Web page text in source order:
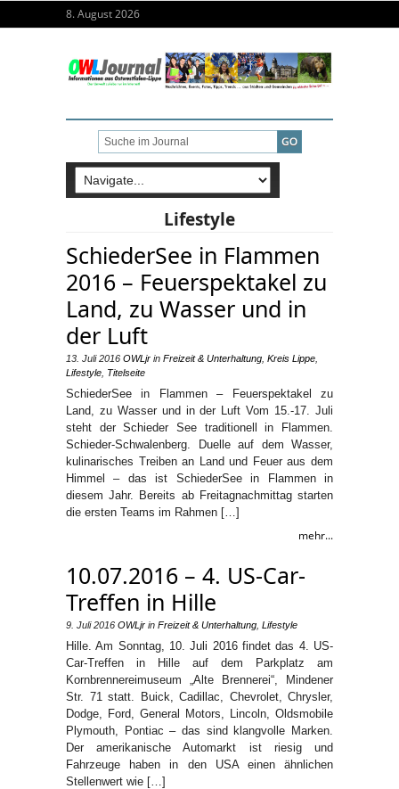
8. August 2026
Lifestyle
SchiederSee in Flammen
2016 – Feuerspektakel zu
Land, zu Wasser und in
der Luft
13. Juli 2016 OWLjr in Freizeit & Unterhaltung Kreis Lippe
Lifestyle Titelseite
SchiederSee in Flammen – Feuerspektakel zu
Land, zu Wasser und in der Luft Vom 15.-17. Juli
steht der Schieder See traditionell in Flammen.
Schieder-Schwalenberg. Duelle auf dem Wasser,
kulinarisches Treiben an Land und Feuer aus dem
Himmel – das ist SchiederSee in Flammen in
diesem Jahr. Bereits ab Freitagnachmittag starten
die ersten Teams im Rahmen […]
mehr...
10.07.2016 – 4. US-Car-
Treffen in Hille
9. Juli 2016 OWLjr in Freizeit & Unterhaltung Lifestyle
Hille. Am Sonntag, 10. Juli 2016 findet das 4. US-
Car-Treffen in Hille auf dem Parkplatz am
Kornbrennereimuseum „Alte Brennerei“, Mindener
Str. 71 statt. Buick, Cadillac, Chevrolet, Chrysler,
Dodge, Ford, General Motors, Lincoln, Oldsmobile
Plymouth, Pontiac – das sind klangvolle Marken.
Der amerikanische Automarkt ist riesig und
Fahrzeuge haben in den USA einen ähnlichen
Stellenwert wie […]